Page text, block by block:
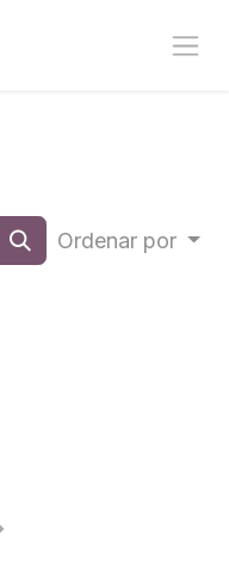
Ordenar por